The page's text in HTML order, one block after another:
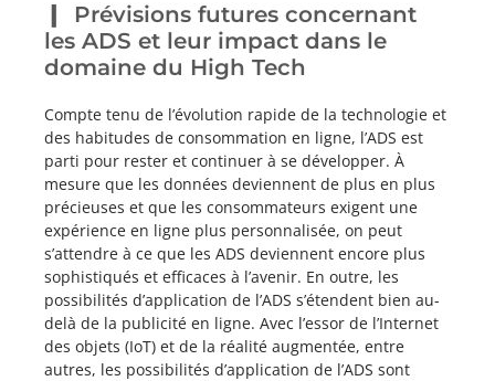
Prévisions futures concernant
les ADS et leur impact dans le
domaine du High Tech
Compte tenu de l’évolution rapide de la technologie et
des habitudes de consommation en ligne, l’ADS est
parti pour rester et continuer à se développer. À
mesure que les données deviennent de plus en plus
précieuses et que les consommateurs exigent une
expérience en ligne plus personnalisée, on peut
s’attendre à ce que les ADS deviennent encore plus
sophistiqués et efficaces à l’avenir. En outre, les
possibilités d’application de l’ADS s’étendent bien au-
delà de la publicité en ligne. Avec l’essor de l’Internet
des objets (IoT) et de la réalité augmentée, entre
autres, les possibilités d’application de l’ADS sont